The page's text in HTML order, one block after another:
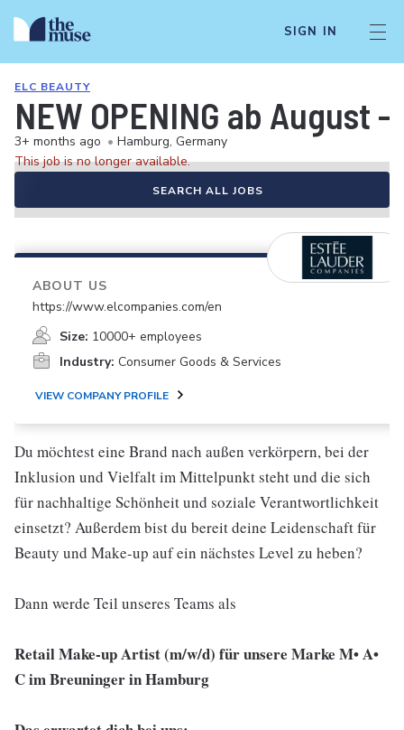
SIGN IN
ELC BEAUTY
NEW OPENING ab
3+ months ago • Hamburg, Germany
This job is no longer available.
SEARCH ALL JOBS
ABOUT US
https://www.elcompanies.com/en
Size: 10000+ employees
Industry: Consumer Goods & Services
VIEW COMPANY PROFILE
Du möchtest eine Brand nach außen verkörpern, bei der
Inklusion und Vielfalt im Mittelpunkt steht und die sich
für nachhaltige Schönheit und soziale Verantwortlichkeit
einsetzt? Außerdem bist du bereit deine Leidenschaft für
Beauty und Make-up auf ein nächstes Level zu heben?
Dann werde Teil unseres Teams als
Retail Make-up Artist (m/w/d) für unsere Marke M•A•
C im Breuninger in Hamburg